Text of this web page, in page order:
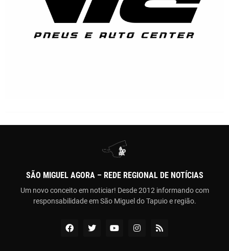
SÃO MIGUEL AGORA – REDE REGIONAL DE NOTÍCIAS
Um novo conceito em noticiar! Desde 2012 informando com
responsabilidade em São Miguel do Tapuio e região.